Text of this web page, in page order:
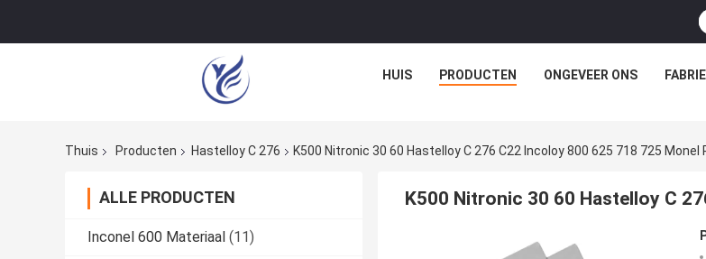
HUIS PRODUCTEN ONGEVEER ONS
Thuis Producten Hastelloy C 276 K500 Nitronic 30 60 Hastelloy C 276 C22 Incoloy 800 625 718 725 Monel
ALLE PRODUCTEN
Inconel 600 Materiaal (11)
K500 Nitronic 30 60 Hastelloy C